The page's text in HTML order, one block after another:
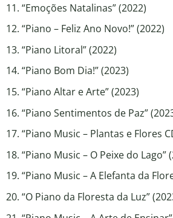
“Emoções Natalinas” (2022)
“Piano – Feliz Ano Novo!” (2022)
“Piano Litoral” (2022)
“Piano Bom Dia!” (2023)
“Piano Altar e Arte” (2023)
“Piano Sentimentos de Paz”
“Piano Music – Plantas e Flores
“Piano Music – O Peixe do Lago”
“Piano Music – A Elefanta da
“O Piano da Floresta da Luz”